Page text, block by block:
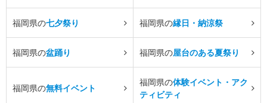
福岡県の七夕祭り 福岡県の縁日・納涼祭
福岡県の盆踊り 福岡県の屋台のある夏祭り
福岡県の無料イベント
福岡県の体験イベント・アク
ティビティ